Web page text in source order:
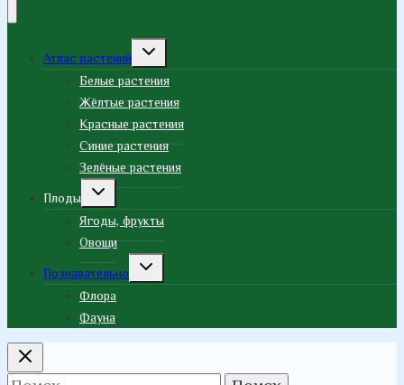
Атлас растений
Переключить
меню
Белые растения
Жёлтые растения
Красные растения
Синие растения
Зелёные растения
Плоды
Переключить
меню
Ягоды, фрукты
Овощи
Познавательно
Переключить
меню
Флора
Фауна